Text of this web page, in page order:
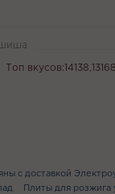
Топ
с доставкой
Плиты для розжига